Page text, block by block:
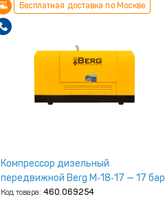
Бесплатная доставка по Москве
Компрессор дизельный
передвижной Berg М‑18‑17 — 17 бар
Код товара: 460.069254